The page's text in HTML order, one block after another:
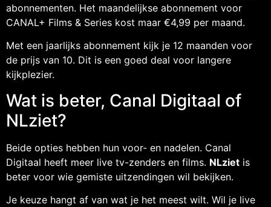
abonnementen. Het maandelijkse abonnement voor
CANAL+ Films & Series kost maar €4,99 per maand.
Met een jaarlijks abonnement kijk je 12 maanden voor
de prijs van 10. Dit is een goed deal voor langere
kijkplezier.
Wat is beter, Canal Digitaal of
NLziet?
Beide opties hebben hun voor- en nadelen. Canal
Digitaal heeft meer live tv-zenders en films. NLziet is
beter voor wie gemiste uitzendingen wil bekijken.
Je keuze hangt af van wat je het meest wilt. Wil je live